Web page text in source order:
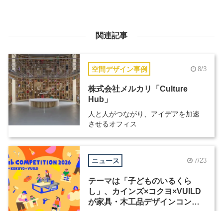
関連記事
空間デザイン事例 8/3
株式会社メルカリ「Culture
Hub」
人と人がつながり、アイデアを加速
させるオフィス
ニュース 7/23
テーマは「子どものいるくら
し」、カインズ×コクヨ×VUILD
が家具・木工品デザインコンペ